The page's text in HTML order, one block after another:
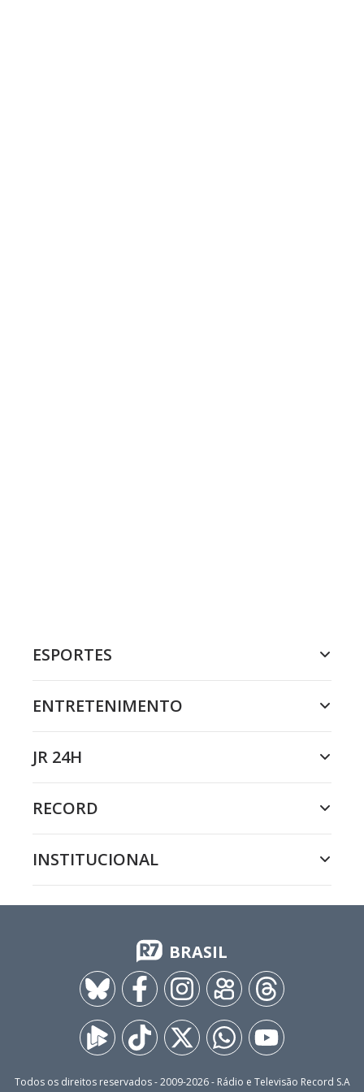
ESPORTES
ENTRETENIMENTO
JR 24H
RECORD
INSTITUCIONAL
BRASIL
Todos os direitos reservados - 2009-2026- Rádio e Televisão Record S.A